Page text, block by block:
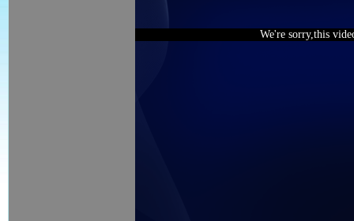
We're sorry,this